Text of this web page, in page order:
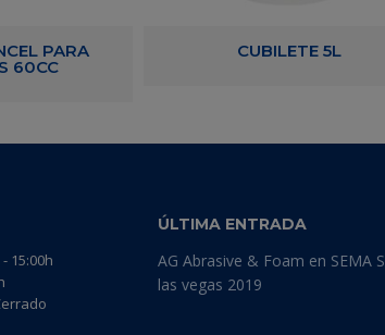
PARA
60CC
CUBILETE 5L
15:00h
ÚLTIMA ENTRADA
AG Abrasive & Foam en SEMA
las vegas 2019